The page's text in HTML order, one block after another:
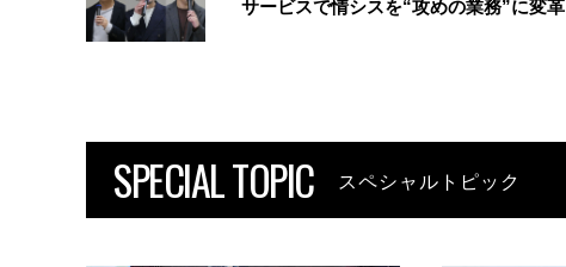
サービスで情シスを“攻めの業務”に変革
SPECIAL TOPIC スペシャルトピック